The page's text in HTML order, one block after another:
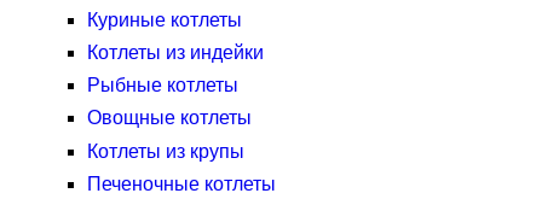
Куриные котлеты
Котлеты из индейки
Рыбные котлеты
Овощные котлеты
Котлеты из крупы
Печеночные котлеты